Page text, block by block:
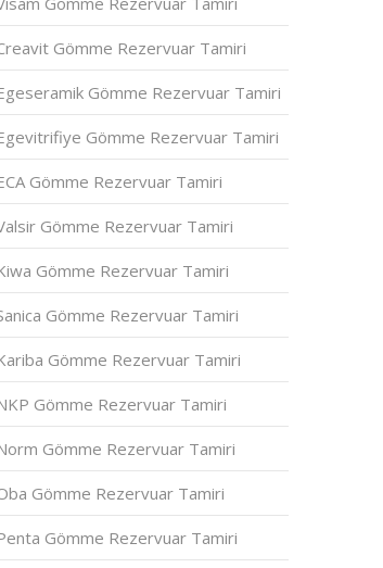
Gömme Rezervuar Tamiri
Gömme Rezervuar Tamiri
Gömme Rezervuar Tamiri
Gömme Rezervuar Tamiri
Gömme Rezervuar Tamiri
Gömme Rezervuar Tamiri
Gömme Rezervuar Tamiri
Gömme Rezervuar Tamiri
Gömme Rezervuar Tamiri
Gömme Rezervuar Tamiri
Gömme Rezervuar Tamiri
Gömme Rezervuar Tamiri